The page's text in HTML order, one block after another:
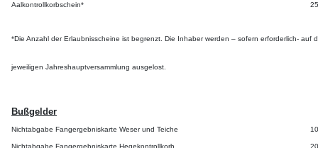
Aalkontrollkorbschein*
*Die Anzahl der Erlaubnisscheine ist begrenzt. Die Inhaber werden – sofern erforderlich- auf
jeweiligen Jahreshauptversammlung ausgelost.
Bußgelder
Nichtabgabe Fangergebniskarte Weser und Teiche
Nichtabgabe Fangergebniskarte Hegekontrollkorb